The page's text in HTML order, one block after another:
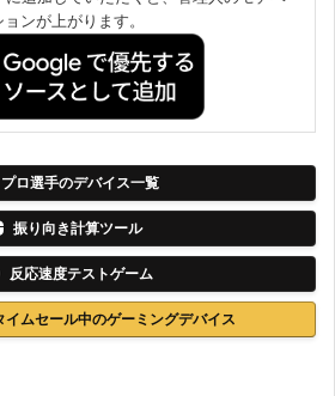
ョンが上がります。
プロ選手のデバイス一覧
振り向き計算ツール
反応速度テストゲーム
ムセール中のゲーミングデバイス